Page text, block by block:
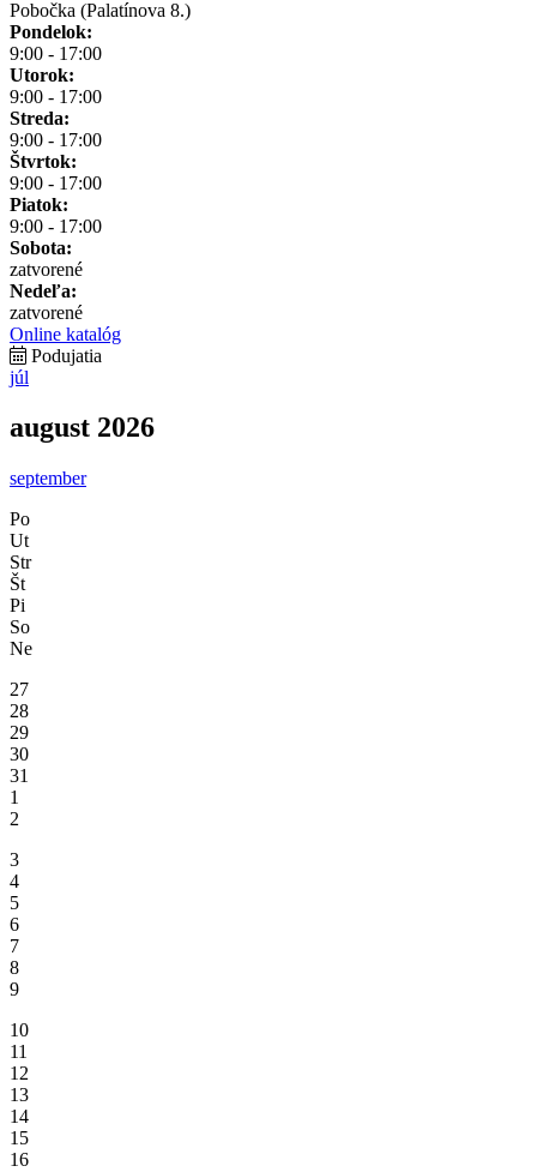
Pobočka (Palatínova 8.)
Pondelok:
9:00 - 17:00
Utorok:
9:00 - 17:00
Streda:
9:00 - 17:00
Štvrtok:
9:00 - 17:00
Piatok:
9:00 - 17:00
Sobota:
zatvorené
Nedeľa:
zatvorené
Online katalóg
Podujatia
júl
august 2026
september
Po
Ut
Str
Št
Pi
So
Ne
27
28
29
30
31
1
2
3
4
5
6
7
8
9
10
11
12
13
14
15
16